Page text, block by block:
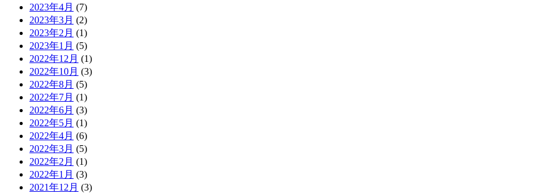
2023年4月 (7)
2023年3月 (2)
2023年2月 (1)
2023年1月 (5)
2022年12月 (1)
2022年10月 (3)
2022年8月 (5)
2022年7月 (1)
2022年6月 (3)
2022年5月 (1)
2022年4月 (6)
2022年3月 (5)
2022年2月 (1)
2022年1月 (3)
2021年12月 (3)